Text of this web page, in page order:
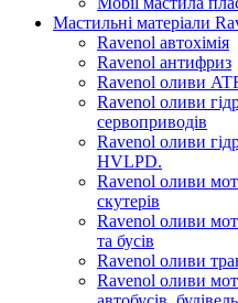
Мастильні матеріали
Ravenol автохімія
Ravenol антифриз
Ravenol оливи
Ravenol оливи
сервоприводів
Ravenol оливи
HVLPD.
Ravenol оливи
скутерів
Ravenol оливи
та бусів
Ravenol оливи
Ravenol оливи